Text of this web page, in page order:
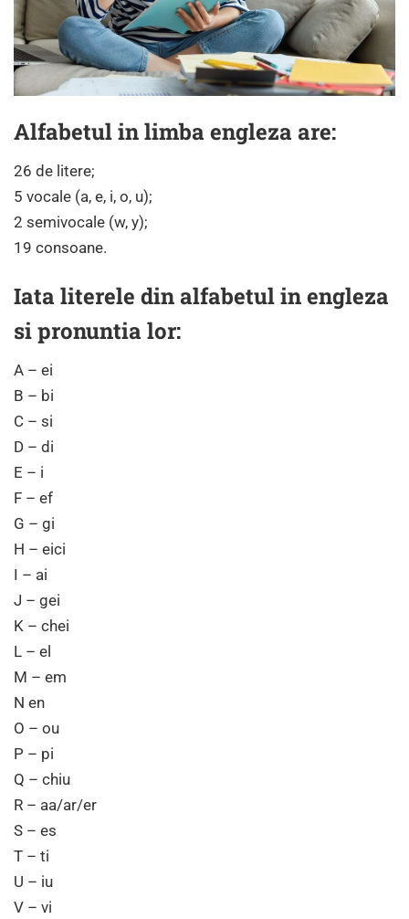
Alfabetul in limba engleza are:
26 de litere;
5 vocale (a, e, i, o, u);
2 semivocale (w, y);
19 consoane.
Iata literele din alfabetul in engleza
si pronuntia lor:
A – ei
B – bi
C – si
D – di
E – i
F – ef
G – gi
H – eici
I – ai
J – gei
K – chei
L – el
M – em
N en
O – ou
P – pi
Q – chiu
R – aa/ar/er
S – es
T – ti
U – iu
V – vi